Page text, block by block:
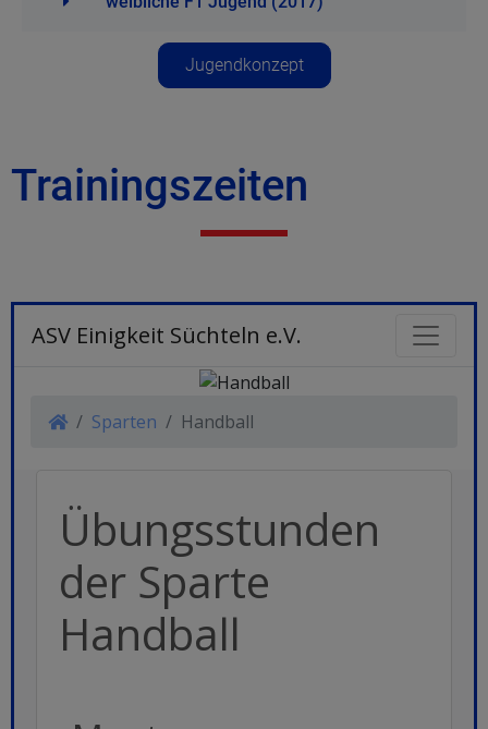
Jugendkonzept
Trainingszeiten